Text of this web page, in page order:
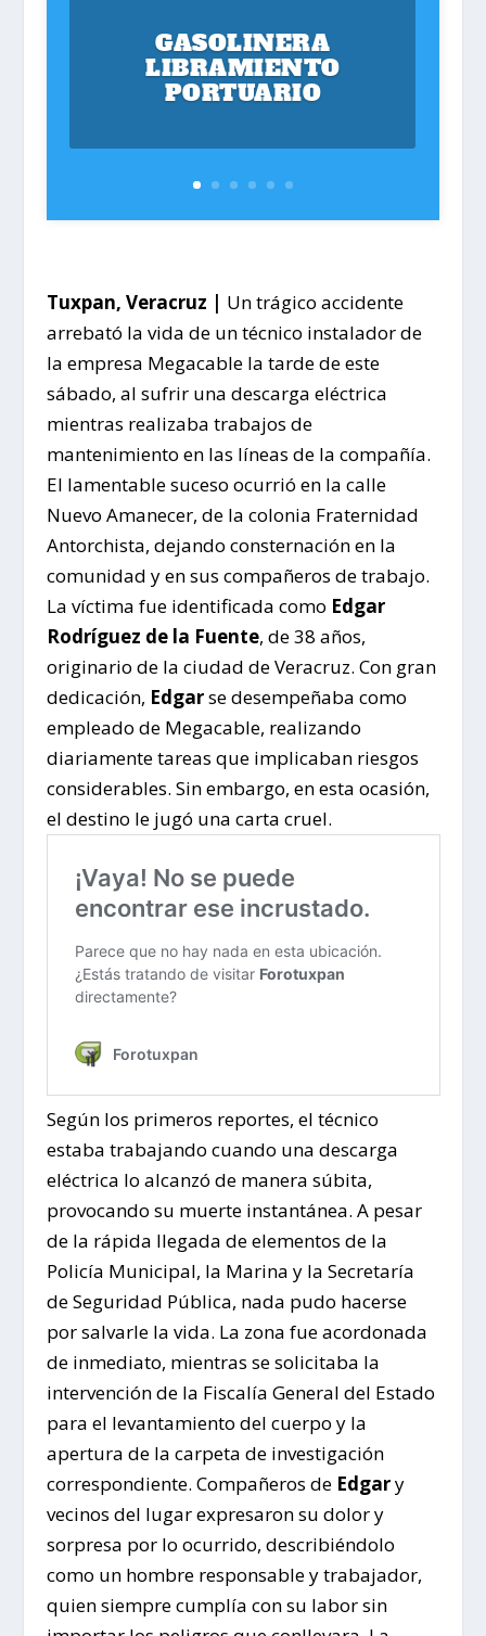
GASOLINERA
LIBRAMIENTO
PORTUARIO
Tuxpan, Veracruz | Un trágico accidente
arrebató la vida de un técnico instalador de
la empresa Megacable la tarde de este
sábado, al sufrir una descarga eléctrica
mientras realizaba trabajos de
mantenimiento en las líneas de la compañía.
El lamentable suceso ocurrió en la calle
Nuevo Amanecer, de la colonia Fraternidad
Antorchista, dejando consternación en la
comunidad y en sus compañeros de trabajo.
La víctima fue identificada como Edgar
Rodríguez de la Fuente, de 38 años,
originario de la ciudad de Veracruz. Con gran
dedicación, Edgarse desempeñaba como
empleado de Megacable, realizando
diariamente tareas que implicaban riesgos
considerables. Sin embargo, en esta ocasión,
el destino le jugó una carta cruel.
Según los primeros reportes, el técnico
estaba trabajando cuando una descarga
eléctrica lo alcanzó de manera súbita,
provocando su muerte instantánea. A pesar
de la rápida llegada de elementos de la
Policía Municipal, la Marina y la Secretaría
de Seguridad Pública, nada pudo hacerse
por salvarle la vida. La zona fue acordonada
de inmediato, mientras se solicitaba la
intervención de la Fiscalía General del Estado
para el levantamiento del cuerpo y la
apertura de la carpeta de investigación
correspondiente. Compañeros de Edgary
vecinos del lugar expresaron su dolor y
sorpresa por lo ocurrido, describiéndolo
como un hombre responsable y trabajador,
quien siempre cumplía con su labor sin